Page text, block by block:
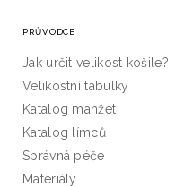
PRŮVODCE
Jak určit velikost košile?
Velikostní tabulky
Katalog manžet
Katalog límců
Správná péče
Materiály